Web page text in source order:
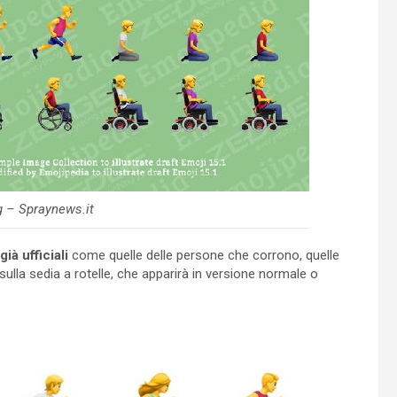
– Spraynews.it
ufficiali come quelle delle persone che corrono, quelle
sedia a rotelle, che apparirà in versione normale o